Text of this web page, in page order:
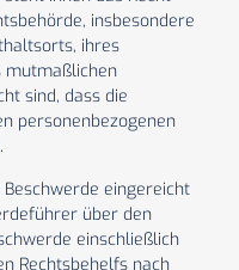
insbesondere
ihres
mutmaßlichen
sind, dass die
personenbezogenen
eingereicht
über den
einschließlich
Rechtsbehelfs nach